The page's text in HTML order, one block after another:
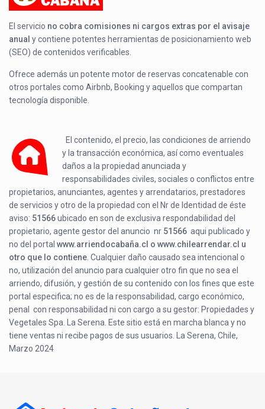
El servicio no cobra comisiones ni cargos extras por el avisaje
anual y contiene potentes herramientas de posicionamiento web
(SEO) de contenidos verificables.
Ofrece además un potente motor de reservas concatenable con
otros portales como Airbnb, Booking y aquellos que compartan
tecnología disponible.
El contenido, el precio, las condiciones de arriendo
y la transacción económica, así como eventuales
daños a la propiedad anunciada y
responsabilidades civiles, sociales o conflictos entre
propietarios, anunciantes, agentes y arrendatarios, prestadores
de servicios y otro de la propiedad con el Nr de Identidad de éste
aviso: 51566ubicado enson de exclusiva respondabilidad del
propietario, agente gestor del anuncio nr 51566 aqui publicado y
no del portalwww.arriendocabaña.cl o www.chilearrendar.cl u
otro que lo contiene . Cualquier daño causado sea intencional o
no, utilización del anuncio para cualquier otro fin que no sea el
arriendo, difusión, y gestión de su contenido con los fines que este
portal especifica; no es de la responsabilidad, cargo económico,
penal con responsabilidad ni con cargo a su gestor: Propiedades y
Vegetales Spa. La Serena. Este sitio está en marcha blanca y no
tiene ventas ni recibe pagos de sus usuarios. La Serena, Chile,
Marzo 2024